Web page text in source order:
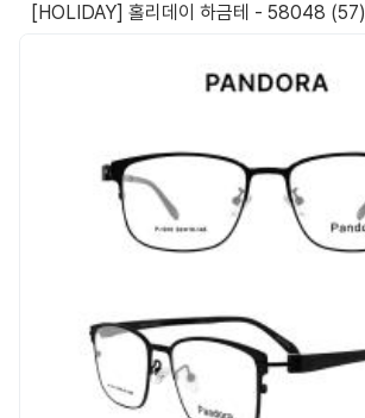
[HOLIDAY] 홀리데이 하금테 - 58048 (57)